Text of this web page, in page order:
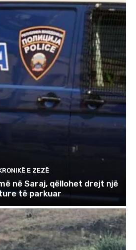
E ZEZË
në Saraj, qëllohet drejt një
të parkuar